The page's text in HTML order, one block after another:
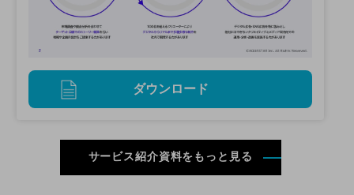
ダウンロード
サービス紹介資料をもっと見る